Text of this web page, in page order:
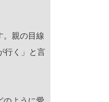
。親の目線
行く」と言